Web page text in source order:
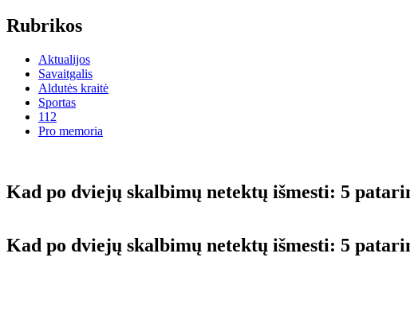
Rubrikos
Aktualijos
Savaitgalis
Aldutės kraitė
Sportas
112
Pro memoria
Kad po dviejų skalbimų netektų išmesti: 5
Kad po dviejų skalbimų netektų išmesti: 5